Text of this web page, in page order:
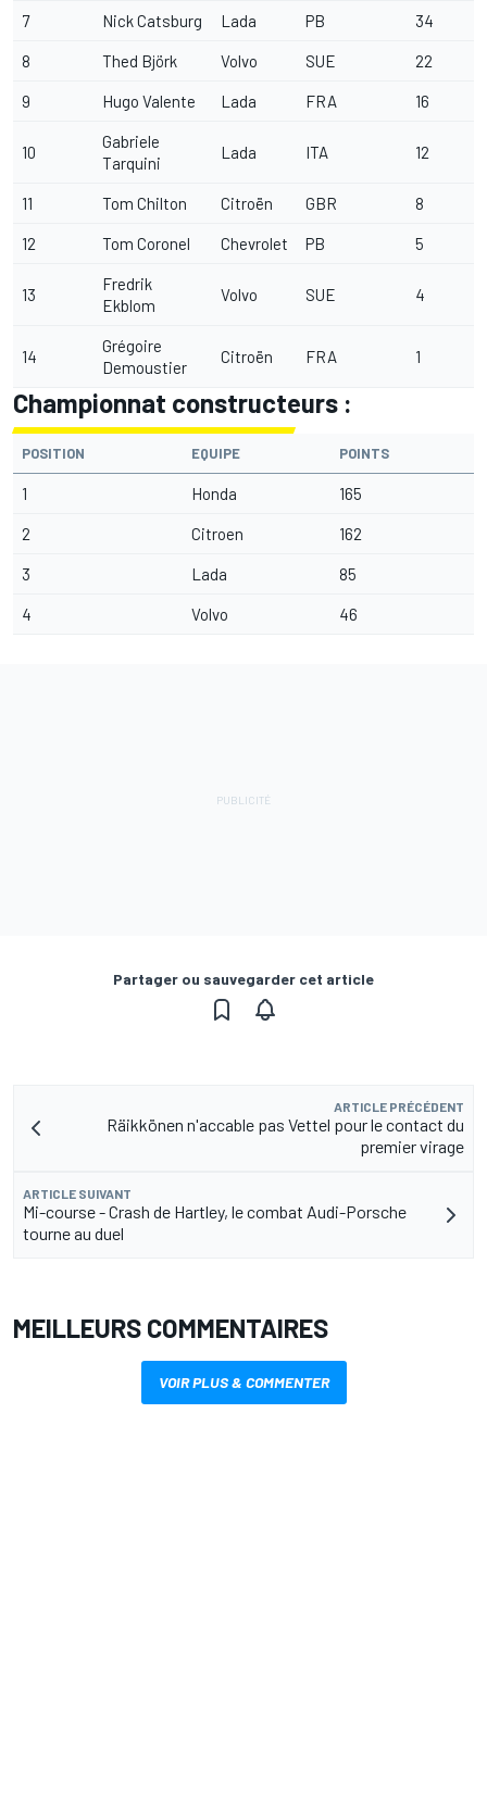
7 Nick Catsburg Lada PB 34
8 Thed Björk Volvo SUE 22
9 Hugo Valente Lada FRA 16
10
Gabriele
Tarquini
Lada ITA 12
11 Tom Chilton Citroën GBR 8
12 Tom Coronel Chevrolet PB 5
13
Fredrik
Ekblom
Volvo SUE 4
14
Grégoire
Demoustier
Citroën FRA 1
Championnat constructeurs :
POSITION EQUIPE POINTS
1 Honda 165
2 Citroen 162
3 Lada 85
4 Volvo 46
Partager ou sauvegarder cet article
ARTICLE PRÉCÉDENT
Räikkönen n'accable pas Vettel pour le contact du
premier virage
ARTICLE SUIVANT
Mi-course - Crash de Hartley, le combat Audi-Porsche
tourne au duel
MEILLEURS COMMENTAIRES
VOIR PLUS & COMMENTER